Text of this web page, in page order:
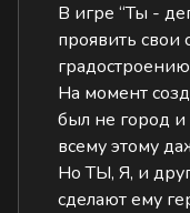
В игре “Ты -
проявить свои
На момент
был не город и
всему этому
Но ТЫ, Я, и
сделают ему